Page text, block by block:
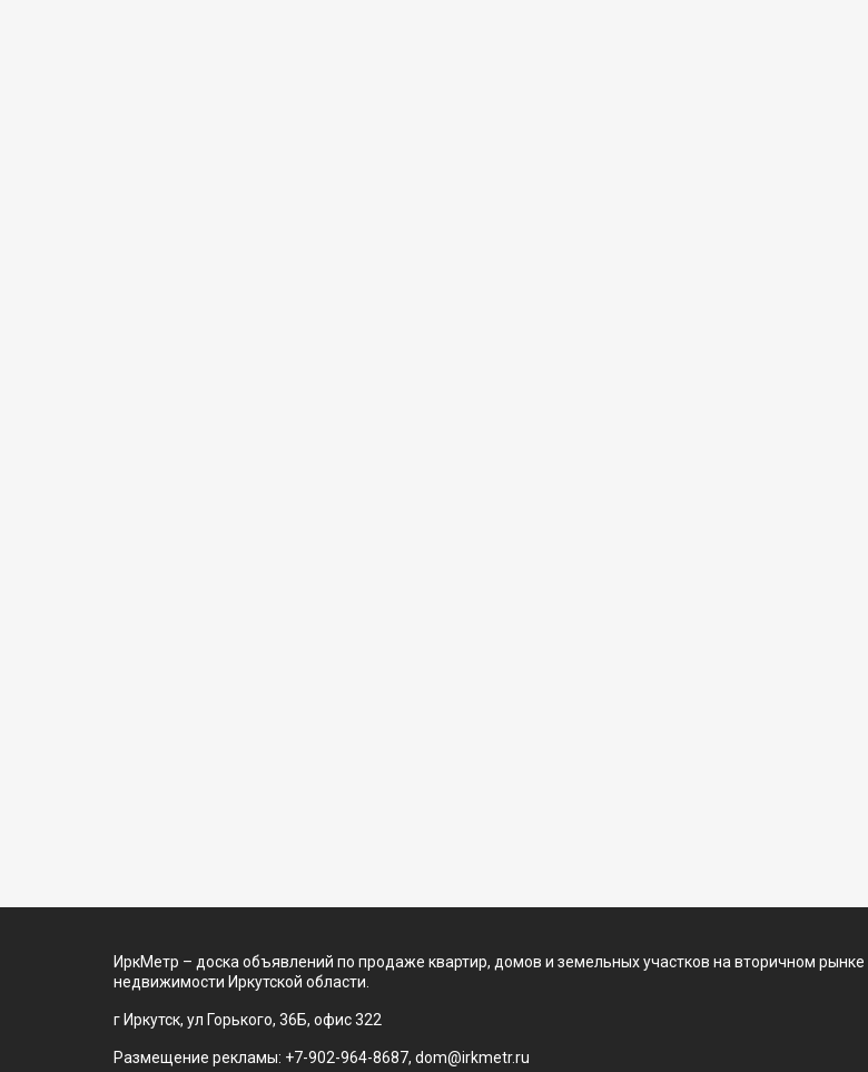
ИркМетр – доска объявлений по продаже квартир, домов и земельных участков на вторичном рынке
недвижимости Иркутской области.
г Иркутск, ул Горького, 36Б, офис 322
Размещение рекламы: +7-902-964-8687, dom@irkmetr.ru